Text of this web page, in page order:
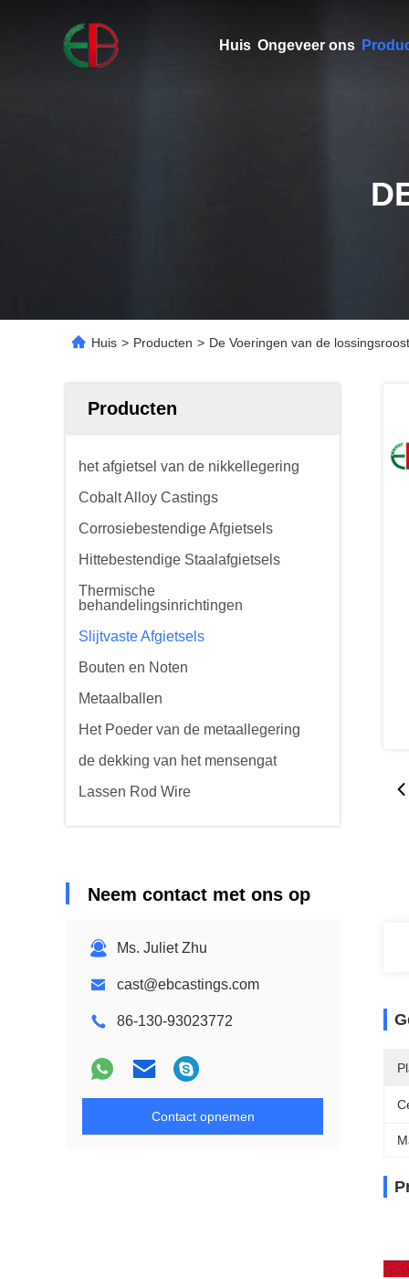
Huis Ongeveer ons
Huis > Producten > De Voeringen van de
Producten
het afgietsel van de nikkellegering
Cobalt Alloy Castings
Corrosiebestendige Afgietsels
Hittebestendige Staalafgietsels
Thermische
behandelingsinrichtingen
Slijtvaste Afgietsels
Bouten en Noten
Metaalballen
Het Poeder van de metaallegering
de dekking van het mensengat
Lassen Rod Wire
Neem contact met ons op
Ms. Juliet Zhu
cast@ebcastings.com
86-130-93023772
Contact opnemen